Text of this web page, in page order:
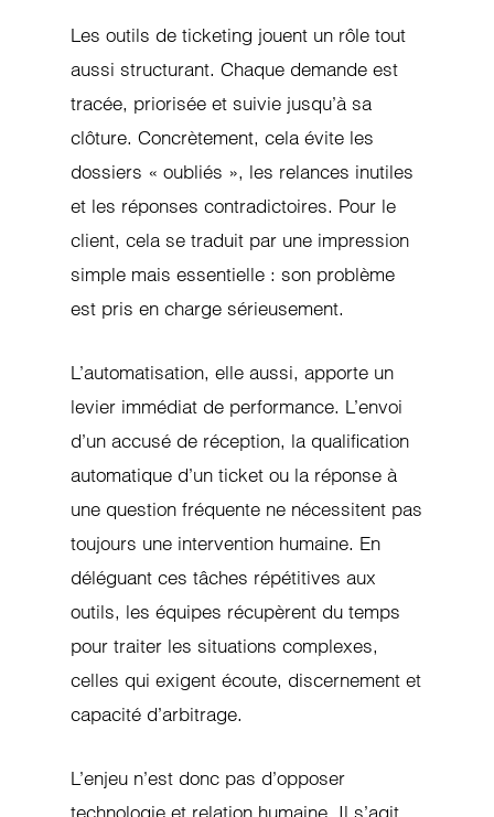
Les outils de ticketing jouent un rôle tout
aussi structurant. Chaque demande est
tracée, priorisée et suivie jusqu’à sa
clôture. Concrètement, cela évite les
dossiers « oubliés », les relances inutiles
et les réponses contradictoires. Pour le
client, cela se traduit par une impression
simple mais essentielle : son problème
est pris en charge sérieusement.
L’automatisation, elle aussi, apporte un
levier immédiat de performance. L’envoi
d’un accusé de réception, la qualification
automatique d’un ticket ou la réponse à
une question fréquente ne nécessitent pas
toujours une intervention humaine. En
déléguant ces tâches répétitives aux
outils, les équipes récupèrent du temps
pour traiter les situations complexes,
celles qui exigent écoute, discernement et
capacité d’arbitrage.
L’enjeu n’est donc pas d’opposer
technologie et relation humaine. Il s’agit